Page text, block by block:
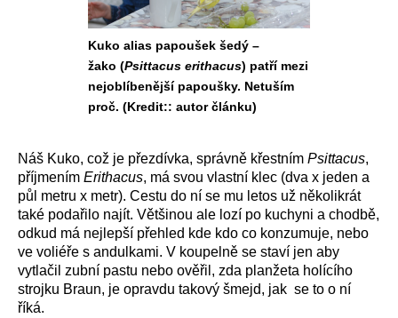
Kuko alias papoušek šedý –
žako (Psittacus erithacus) patří mezi
nejoblíbenější papoušky. Netuším
proč. (Kredit:: autor článku)
Náš Kuko, což je přezdívka, správně křestním Psittacus,
příjmením Erithacus, má svou vlastní klec (dva x jeden a
půl metru x metr). Cestu do ní se mu letos už několikrát
také podařilo najít. Většinou ale lozí po kuchyni a chodbě,
odkud má nejlepší přehled kde kdo co konzumuje, nebo
ve voliéře s andulkami. V koupelně se staví jen aby
vytlačil zubní pastu nebo ověřil, zda planžeta holícího
strojku Braun, je opravdu takový šmejd, jak se to o ní
říká.